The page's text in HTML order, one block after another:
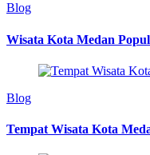
Blog
Wisata Kota Medan
Blog
Tempat Wisata Kota